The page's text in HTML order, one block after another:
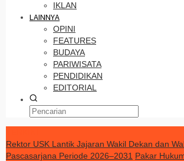
IKLAN
LAINNYA
OPINI
FEATURES
BUDAYA
PARIWISATA
PENDIDIKAN
EDITORIAL
Rektor USK Lantik Jajaran Wakil Dekan dan
Pascasarjana Periode 2026–2031 Pakar